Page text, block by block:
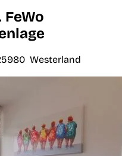
Westerland